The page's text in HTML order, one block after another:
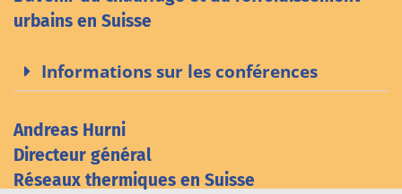
urbains en Suisse
Informations sur les conférences
Andreas Hurni
Directeur général
Réseaux thermiques en Suisse